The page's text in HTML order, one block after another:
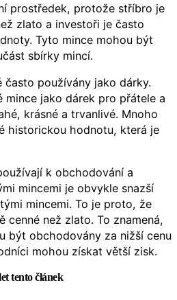
prostředek, protože stříbro je
zlato a investoři je často
Tyto mince mohou být
sbírky mincí.
často používány jako dárky.
mince jako dárek pro přátele a
krásné a trvanlivé. Mnoho
historickou hodnotu, která je
k obchodování a
mincemi je obvykle snazší
mincemi. To je proto, že
cenné než zlato. To znamená,
být obchodovány za nižší cenu
mohou získat větší zisk.
tento článek